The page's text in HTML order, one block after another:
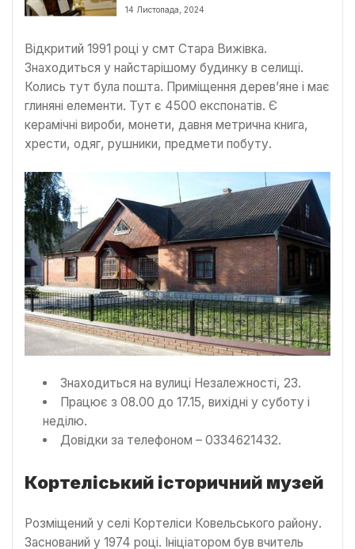
та дітей
14 Листопада, 2024
Відкритий 1991 році у смт Стара Вижівка.
Знаходиться у найстарішому будинку в селищі.
Колись тут була пошта. Приміщення дерев’яне і має
глиняні елементи. Тут є 4500 експонатів. Є
керамічні вироби, монети, давня метрична книга,
хрести, одяг, рушники, предмети побуту.
Знаходиться на вулиці Незалежності, 23.
Працює з 08.00 до 17.15, вихідні у суботу і
неділю.
Довідки за телефоном – 0334621432.
Кортеліський історичний музей
Розміщений у селі Кортеліси Ковельського району.
Заснований у 1974 році. Ініціатором був вчитель